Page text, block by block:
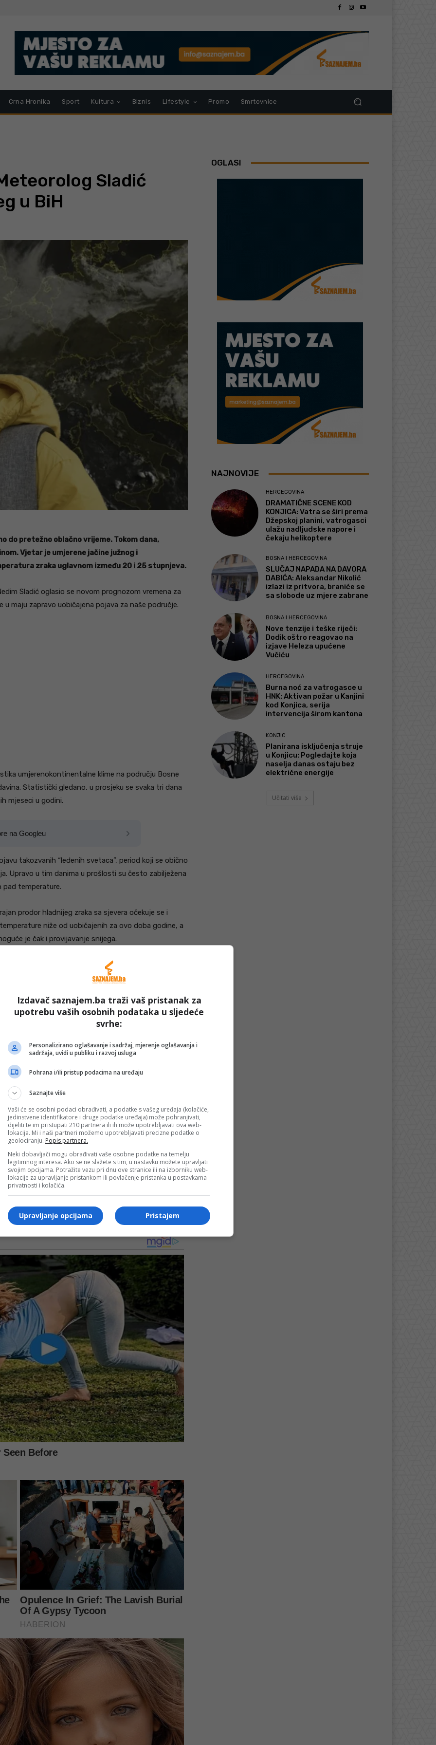
Crna Hronika Sport Kultura Biznis Lifestyle Promo Smrtovnice
Sladić
u BiH
do pretežno oblačno vrijeme. Tokom dana,
Vjetar je umjerene jačine južnog i
zraka uglavnom između 20 i 25 stupnjeva.
Sladić oglasio se novom prognozom vremena za
maju zapravo uobičajena pojava za naše područje.
umjerenokontinentalne klime na području Bosne
Statistički gledano, u prosjeku se svaka tri dana
mjeseci u godini.
na Googleu
takozvanih “ledenih svetaca”, period koji se obično
Upravo u tim danima u prošlosti su često zabilježena
pad temperature.
prodor hladnijeg zraka sa sjevera očekuje se i
niže od uobičajenih za ovo doba godine, a
je čak i provijavanje snijega.
navodi da se do kraja radne sedmice očekuje
se ponovo približiti tipičnim majskim vrijednostima.
još uvijek nije na vidiku. Prema trenutnim
dijelu zemlje mogle bi nastupiti tek tokom treće
proljetno vrijeme uz izmjene sunčanih intervala i
OGLASI
NAJNOVIJE
HERCEGOVINA
DRAMATIČNE SCENE KOD
KONJICA: Vatra se širi prema
Džepskoj planini, vatrogasci
ulažu nadljudske napore i
čekaju helikoptere
BOSNA I HERCEGOVINA
SLUČAJ NAPADA NA DAVORA
DABIĆA: Aleksandar Nikolić
izlazi iz pritvora, braniće se
sa slobode uz mjere zabrane
BOSNA I HERCEGOVINA
Nove tenzije i teške riječi:
Dodik oštro reagovao na
izjave Heleza upućene
Vučiću
HERCEGOVINA
Burna noć za vatrogasce u
HNK: Aktivan požar u Kanjini
kod Konjica, serija
intervencija širom kantona
KONJIC
Planirana isključenja struje
u Konjicu: Pogledajte koja
naselja danas ostaju bez
električne energije
Učitati više
Izdavač saznajem.ba traži vaš pristanak za
upotrebu vaših osobnih podataka u sljedeće
svrhe:
Personalizirano oglašavanje i sadržaj, mjerenje oglašavanja i
sadržaja, uvidi u publiku i razvoj usluga
Pohrana i/ili pristup podacima na uređaju
Saznajte više
Vaši će se osobni podaci obrađivati, a podatke s vašeg uređaja (kolačiće,
jedinstvene identifikatore i druge podatke uređaja) može pohranjivati,
dijeliti te im pristupati 210 partnera ili ih može upotrebljavati ova web-
lokacija. Mi i naši partneri možemo upotrebljavati precizne podatke o
geolociranju. Popis partnera.
Neki dobavljači mogu obrađivati vaše osobne podatke na temelju
legitimnog interesa. Ako se ne slažete s tim, u nastavku možete upravljati
svojim opcijama. Potražite vezu pri dnu ove stranice ili na izborniku web-
lokacije za upravljanje pristankom ili povlačenje pristanka u postavkama
privatnosti i kolačića.
Pristajem
Upravljanje opcijama